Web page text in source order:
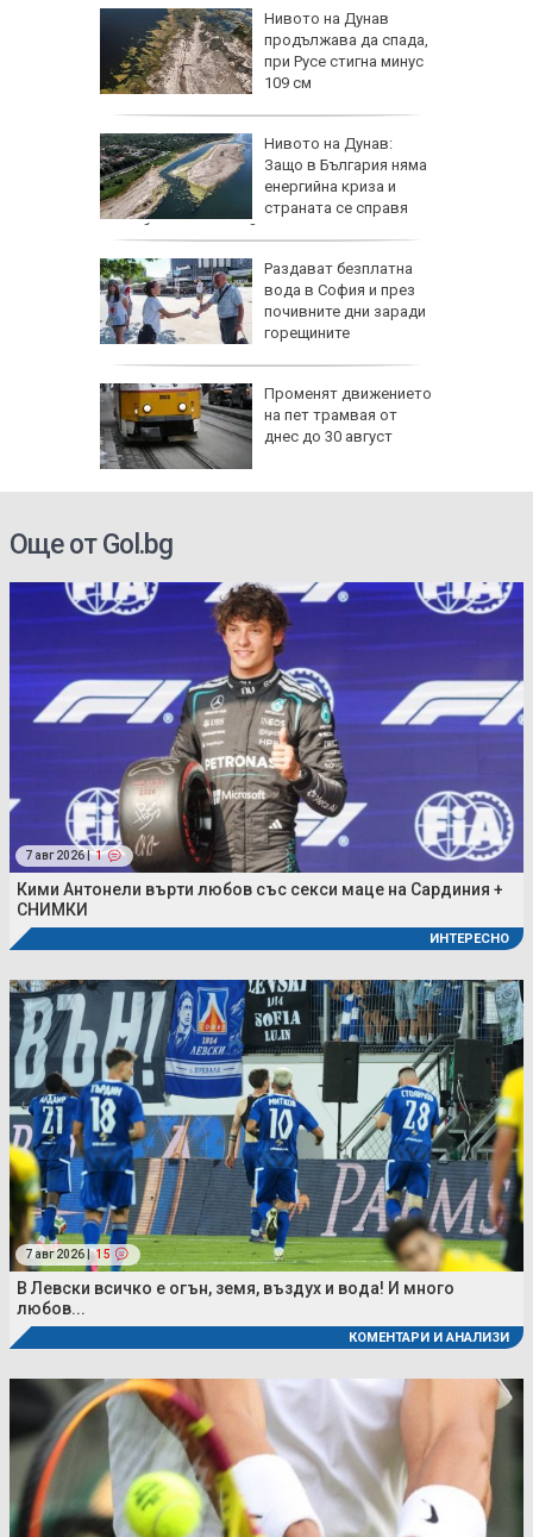
Нивото на Дунав
продължава да спада,
при Русе стигна минус
109 см
Нивото на Дунав:
Защо в България няма
енергийна криза и
страната се справя
по-добре от другите?
Раздават безплатна
вода в София и през
почивните дни заради
горещините
Променят движението
на пет трамвая от
днес до 30 август
Още от Gol.bg
7 авг 2026 | 1
Кими Антонели върти любов със секси маце на Сардиния +
СНИМКИ
ИНТЕРЕСНО
7 авг 2026 | 15
В Левски всичко е огън, земя, въздух и вода! И много
любов...
КОМЕНТАРИ И АНАЛИЗИ